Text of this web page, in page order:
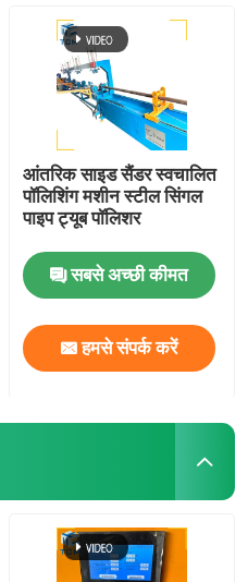
आंतरिक साइड सैंडर स्वचालित
पॉलिशिंग मशीन स्टील सिंगल
पाइप ट्यूब पॉलिशर
सबसे अच्छी कीमत
हमसे संपर्क करें